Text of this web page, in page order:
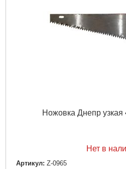
Ножовка Днепр узкая
Нет в
Артикул: Z-0965